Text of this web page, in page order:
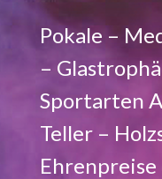
Pokale –
–
Sportarten
Teller –